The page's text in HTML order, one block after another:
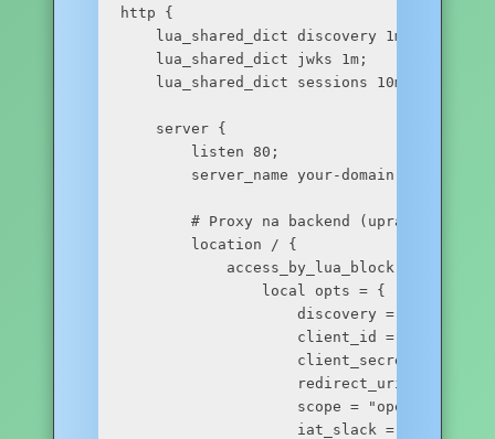
http {
    lua_shared_dict discovery 1m;
    lua_shared_dict jwks 1m;
    lua_shared_dict sessions 10m;
    server {
        listen 80;
        server_name your-domain.com;
# Proxy na backend (upravit dle
        location / {
            access_by_lua_block {
                local opts = {
discovery = "https://
                    client_id = "",
                    client_secret = "",
redirect_uri =
scope = "openid email
                    iat_slack = 600,